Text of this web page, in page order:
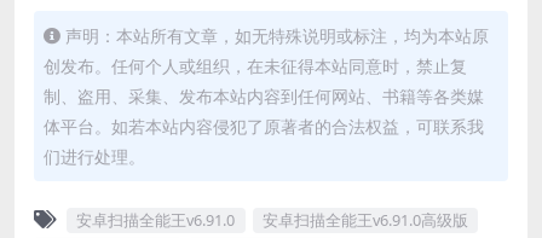
声明：本站所有文章，如无特殊说明或标注，均为本站原
创发布。任何个人或组织，在未征得本站同意时，禁止复
制、盗用、采集、发布本站内容到任何网站、书籍等各类媒
体平台。如若本站内容侵犯了原著者的合法权益，可联系我
们进行处理。
安卓扫描全能王v6.91.0
安卓扫描全能王v6.91.0高级版